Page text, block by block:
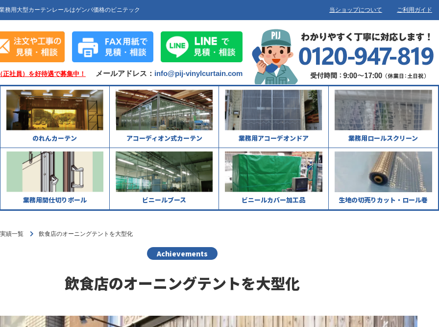
務用大型カーテンレールはゲンバ価格のビニテック 当ショップについて ご利用ガイド
正社員）を好待遇で募集中！ メールアドレス： info@pij-vinylcurtain.com
のれんカーテン アコーディオン式カーテン 業務用アコーデオンドア 業務用ロールスクリーン
業務用間仕切りポール ビニールブース ビニールカバー加工品 生地の切売りカット・ロール巻
績一覧 飲食店のオーニングテントを大型化
Achievements
飲食店のオーニングテントを大型化